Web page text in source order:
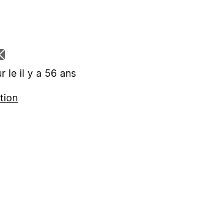
le il y a 56 ans